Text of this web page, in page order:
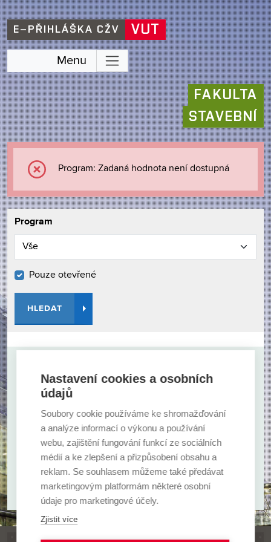
E–PŘIHLÁŠKA CŽV VUT
Menu
FAKULTA
STAVEBNÍ
Program: Zadaná hodnota není dostupná
Program
Pouze otevřené
HLEDAT
Nevybrali jste si? Zkuste i další možnosti.
ZOBRAZIT VŠECHNY FAKULTY
ZOBRAZIT VŠECHNY TYPY CŽV
Nastavení cookies a osobních
údajů
Soubory cookie používáme ke shromažďování
a analýze informací o výkonu a používání
webu, zajištění fungování funkcí ze sociálních
médií a ke zlepšení a přizpůsobení obsahu a
reklam. Se souhlasem můžeme také předávat
marketingovým platformám některé osobní
údaje pro marketingové účely.
Zjistit více